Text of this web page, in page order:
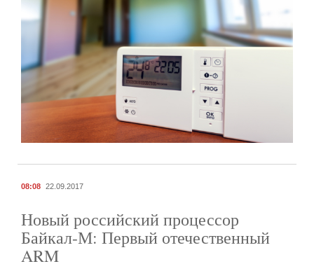
08:08 22.09.2017
Новый российский процессор
Байкал-М: Первый отечественный
ARM